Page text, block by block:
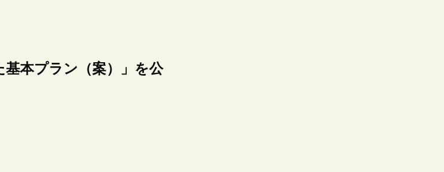
基本プラン（案）」を公